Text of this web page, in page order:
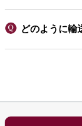
どのように輸